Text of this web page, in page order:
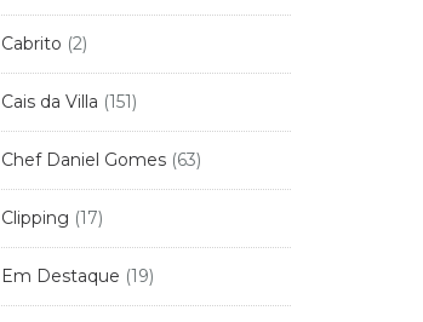
Cabrito (2)
Cais da Villa (151)
Chef Daniel Gomes(63)
Clipping (17)
Em Destaque (19)